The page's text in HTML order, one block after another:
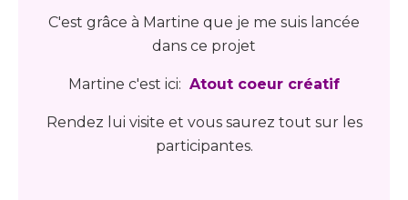
C'est grâce à Martine que je me suis lancée
dans ce projet
Martine c'est ici: Atout coeur créatif
Rendez lui visite et vous saurez tout sur les
participantes.